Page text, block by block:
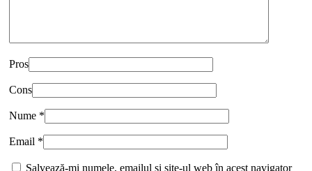
Pros
Cons
Nume *
Email *
Salvează-mi numele, emailul și site-ul web în acest navigator